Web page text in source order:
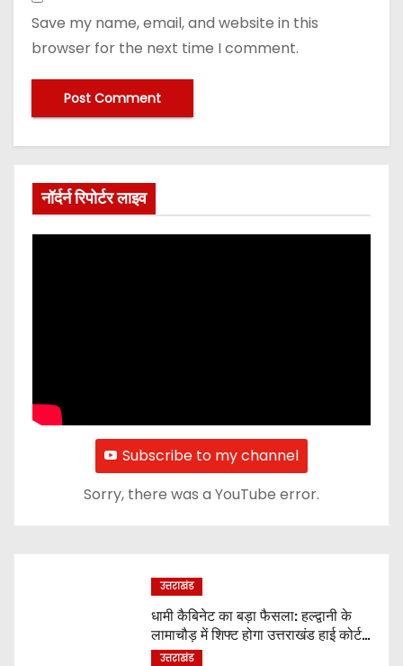
Save my name, email, and website in this
browser for the next time I comment.
नॉर्दर्न रिपोर्टर लाइव
Subscribe to my channel
Sorry, there was a YouTube error.
उत्तराखंड
धामी कैबिनेट का बड़ा फैसला: हल्द्वानी के
लामाचौड़ में शिफ्ट होगा उत्तराखंड हाई कोर्ट,
अन्य महत्वपूर्ण फैसले
उत्तराखंड